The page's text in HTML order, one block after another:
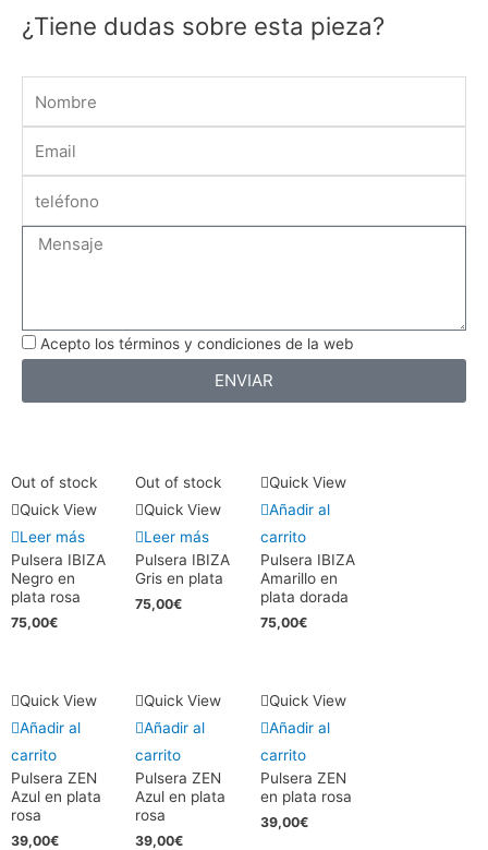
¿Tiene dudas sobre esta pieza?
Message
Acepto los términos y condiciones de la web
ENVIAR
Out of stock
Quick View
Leer más
Pulsera IBIZA
Negro en
plata rosa
75,00€
Out of stock
Quick View
Leer más
Pulsera IBIZA
Gris en plata
75,00€
Quick View
Añadir al
carrito
Pulsera IBIZA
Amarillo en
plata dorada
75,00€
Quick View
Añadir al
carrito
Pulsera ZEN
Azul en plata
rosa
39,00€
Quick View
Añadir al
carrito
Pulsera ZEN
Azul en plata
rosa
39,00€
Quick View
Añadir al
carrito
Pulsera ZEN
en plata rosa
39,00€